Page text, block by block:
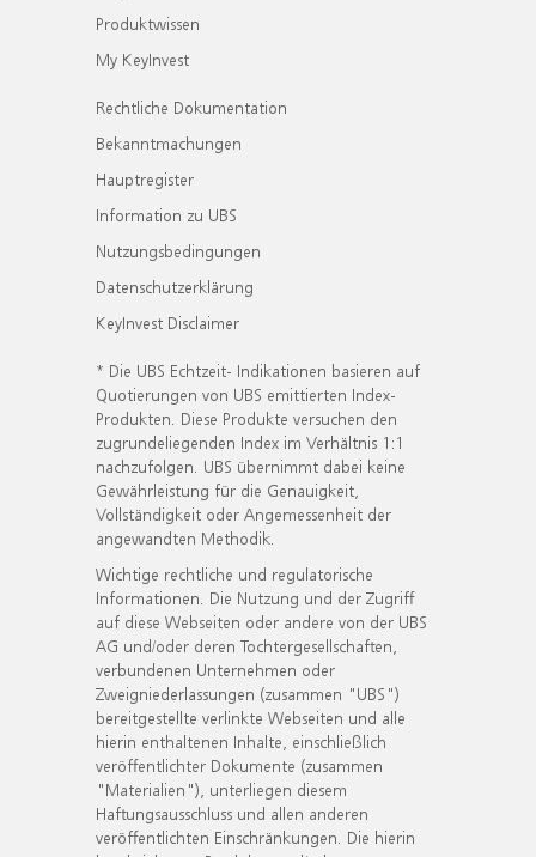
Produktwissen
My KeyInvest
Rechtliche Dokumentation
Bekanntmachungen
Hauptregister
Information zu UBS
Nutzungsbedingungen
Datenschutzerklärung
KeyInvest Disclaimer
* Die UBS Echtzeit- Indikationen basieren auf
Quotierungen von UBS emittierten Index-
Produkten. Diese Produkte versuchen den
zugrundeliegenden Index im Verhältnis 1:1
nachzufolgen. UBS übernimmt dabei keine
Gewährleistung für die Genauigkeit,
Vollständigkeit oder Angemessenheit der
angewandten Methodik.
Wichtige rechtliche und regulatorische
Informationen. Die Nutzung und der Zugriff
auf diese Webseiten oder andere von der UBS
AG und/oder deren Tochtergesellschaften,
verbundenen Unternehmen oder
Zweigniederlassungen (zusammen "UBS")
bereitgestellte verlinkte Webseiten und alle
hierin enthaltenen Inhalte, einschließlich
veröffentlichter Dokumente (zusammen
"Materialien"), unterliegen diesem
Haftungsausschluss und allen anderen
veröffentlichten Einschränkungen. Die hierin